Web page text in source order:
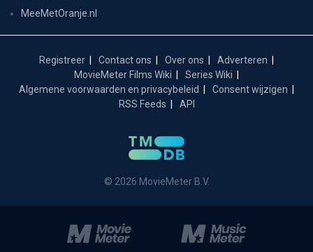
MeeMetOranje.nl
Registreer Contact ons Over ons
Adverteren
MovieMeter Films Wiki
Series Wiki
Algemene voorwaarden en privacybeleid
Consent wijzigen
RSS Feeds
API
© 2026 MovieMeter B.V.